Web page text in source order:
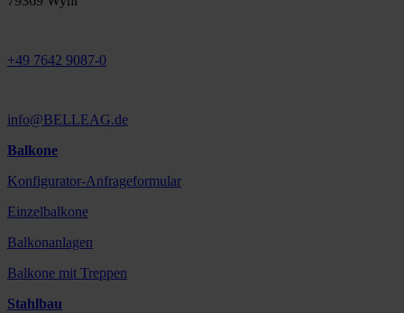
+49 7642 9087-0
info@BELLEAG.de
Balkone
Konfigurator-Anfrageformular
Einzelbalkone
Balkonanlagen
Balkone mit Treppen
Stahlbau